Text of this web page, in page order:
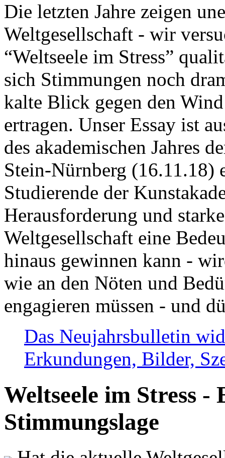
Die letzten Jahre zeigen
Weltgesellschaft - wir
“Weltseele im Stress”
sich Stimmungen noch
kalte Blick gegen den
ertragen. Unser Essay ist
des akademischen Jahres
Stein-Nürnberg (16.11.18)
Studierende der
Herausforderung und
Weltgesellschaft eine
hinaus gewinnen kann -
wie an den Nöten und
engagieren müssen - und
Das Neujahrsbulletin
Erkundungen, Bilder,
Weltseele im Stress -
Stimmungslage